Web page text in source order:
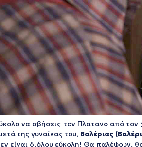
να σβήσεις τον Πλάτανο από
της γυναίκας του, Βαλέριας
είναι διόλου εύκολη! Θα